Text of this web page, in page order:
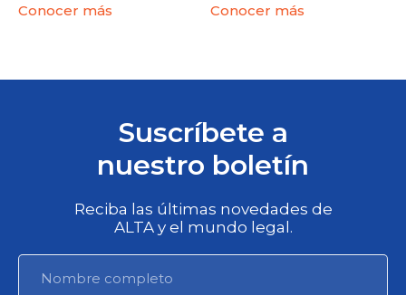
Conocer más
Conocer más
Suscríbete a
nuestro boletín
Reciba las últimas novedades de
ALTA y el mundo legal.